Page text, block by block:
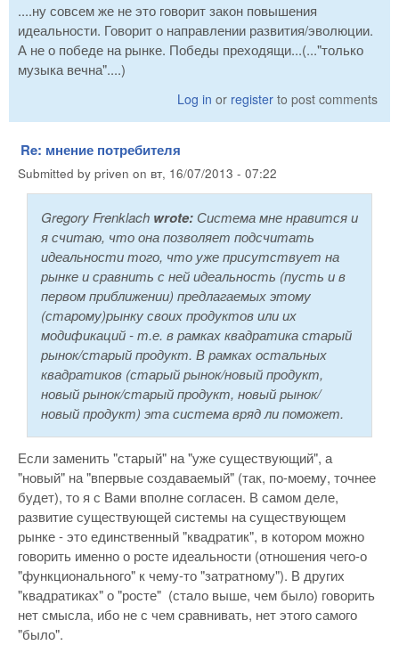
....ну совсем же не это говорит закон повышения
идеальности. Говорит о направлении развития/эволюции.
А не о победе на рынке. Победы преходящи...(..."только
музыка вечна"....)
Log in or register to post comments
Re: мнение потребителя
Submitted by priven on вт, 16/07/2013 - 07:22
Gregory Frenklach wrote:Система мне нравится и
я считаю, что она позволяет подсчитать
идеальности того, что уже присутствует на
рынке и сравнить с ней идеальность (пусть и в
первом приближении) предлагаемых этому
(старому)рынку своих продуктов или их
модификаций - т.е. в рамках квадратика старый
рынок/старый продукт. В рамках остальных
квадратиков (старый рынок/новый продукт,
новый рынок/старый продукт, новый рынок/
новый продукт) эта система вряд ли поможет.
Если заменить "старый" на "уже существующий", а
"новый" на "впервые создаваемый" (так, по-моему, точнее
будет), то я с Вами вполне согласен. В самом деле,
развитие существующей системы на существующем
рынке - это единственный "квадратик", в котором можно
говорить именно о росте идеальности (отношения чего-о
"функционального" к чему-то "затратному"). В других
"квадратиках" о "росте" (стало выше, чем было) говорить
нет смысла, ибо не с чем сравнивать, нет этого самого
"было".